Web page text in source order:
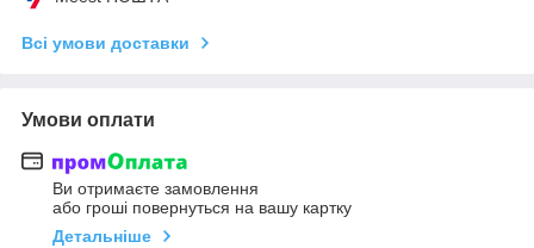
Всі умови доставки
Умови оплати
Ви отримаєте замовлення
або гроші повернуться на вашу картку
Детальніше